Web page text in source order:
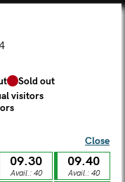
the MACA Museum
Temple
Sold out
visitors
Close
09.30
Avail.: 40
09.40
Avail.: 40